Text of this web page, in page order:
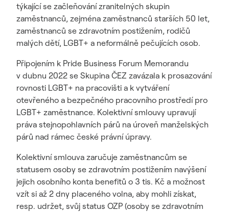
týkající se začleňování zranitelných skupin
zaměstnanců, zejména zaměstnanců starších 50 let,
zaměstnanců se zdravotním postižením, rodičů
malých dětí, LGBT+ a neformálně pečujících osob.
Připojením k Pride Business Forum Memorandu
v dubnu 2022 se Skupina ČEZ zavázala k prosazování
rovnosti LGBT+ na pracovišti a k vytváření
otevřeného a bezpečného pracovního prostředí pro
LGBT+ zaměstnance. Kolektivní smlouvy upravují
práva stejnopohlavních párů na úroveň manželských
párů nad rámec české právní úpravy.
Kolektivní smlouva zaručuje zaměstnancům se
statusem osoby se zdravotním postižením navýšení
jejich osobního konta benefitů o 3 tis. Kč a možnost
vzít si až 2 dny placeného volna, aby mohli získat,
resp. udržet, svůj status OZP (osoby se zdravotním